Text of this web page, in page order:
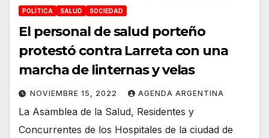
POLÍTICA SALUD SOCIEDAD
El personal de salud porteño
protestó contra Larreta con una
marcha de linternas y velas
NOVIEMBRE 15, 2022 AGENDA ARGENTINA
La Asamblea de la Salud, Residentes y
Concurrentes de los Hospitales de la ciudad de